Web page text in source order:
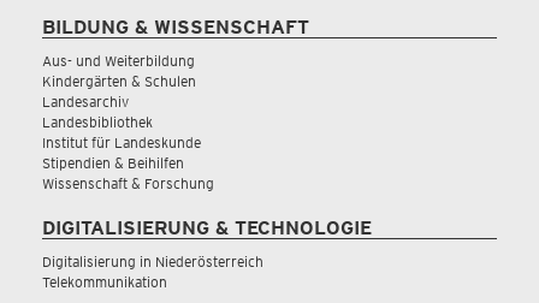
BILDUNG & WISSENSCHAFT
Aus- und Weiterbildung
Kindergärten & Schulen
Landesarchiv
Landesbibliothek
Institut für Landeskunde
Stipendien & Beihilfen
Wissenschaft & Forschung
DIGITALISIERUNG & TECHNOLOGIE
Digitalisierung in Niederösterreich
Telekommunikation